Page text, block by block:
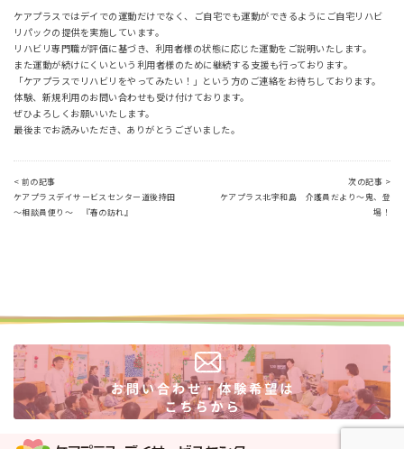
ケアプラスではデイでの運動だけでなく、ご自宅でも運動ができるようにご自宅リハビ
リパックの提供を実施しています。
リハビリ専門職が評価に基づき、利用者様の状態に応じた運動をご説明いたします。
また運動が続けにくいという利用者様のために継続する支援も行っております。
「ケアプラスでリハビリをやってみたい！」という方のご連絡をお待ちしております。
体験、新規利用のお問い合わせも受け付けております。
ぜひよろしくお願いいたします。
最後までお読みいただき、ありがとうございました。
< 前の記事
ケアプラスデイサービスセンター道後持田
～相談員便り～ 『春の訪れ』
次の記事 >
ケアプラス北宇和島 介護員だより～鬼、登
場！